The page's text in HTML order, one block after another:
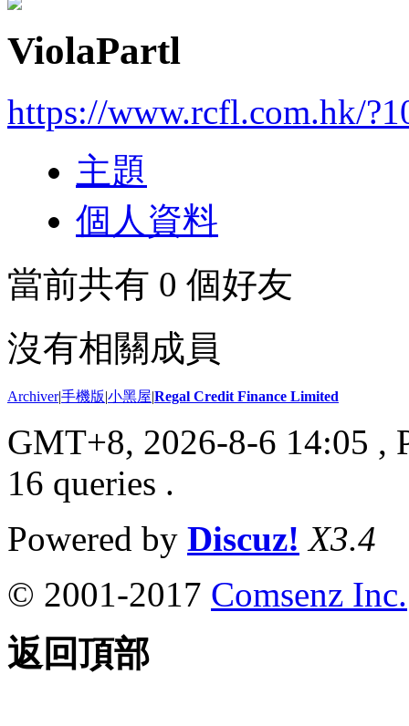
ViolaPartl
https://www.rcfl.com.hk/
主題
個人資料
當前共有 0 個好友
沒有相關成員
Archiver|手機版|小黑屋|Regal Credit Finance Limited
GMT+8, 2026-8-6 14:05 ,
16 queries .
Powered by Discuz! X3.4
© 2001-2017 Comsenz Inc.
返回頂部